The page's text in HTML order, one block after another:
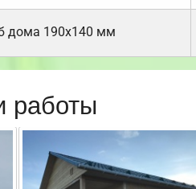
дома 190х140 мм
работы